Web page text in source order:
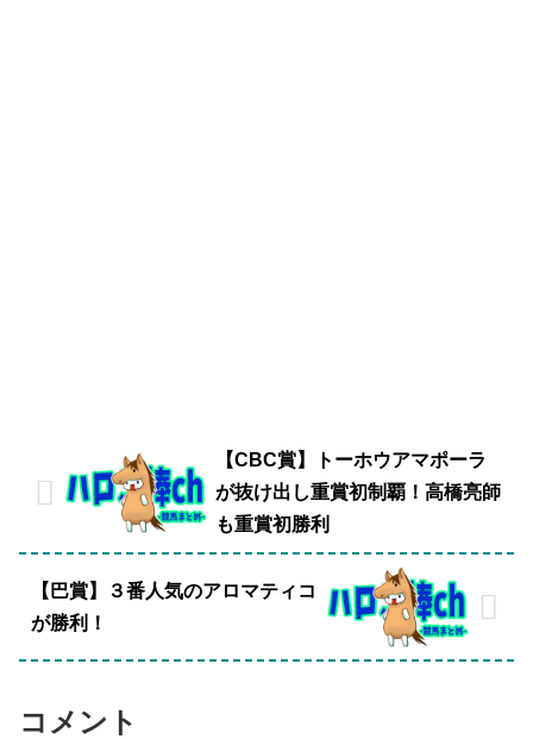
【CBC賞】トーホウアマポーラ
が抜け出し重賞初制覇！高橋亮師
も重賞初勝利
【巴賞】３番人気のアロマティコ
が勝利！
コメント